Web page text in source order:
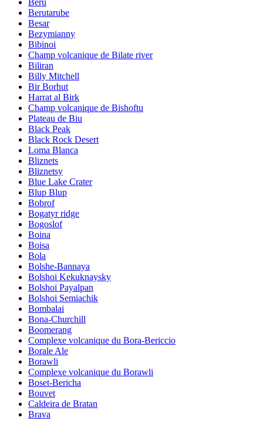
Berutarube
Besar
Bezymianny
Bibinoi
Champ volcanique de Bilate river
Biliran
Billy Mitchell
Bir Borhut
Harrat al Birk
Champ volcanique de Bishoftu
Plateau de Biu
Black Peak
Black Rock Desert
Loma Blanca
Bliznets
Bliznetsy
Blue Lake Crater
Blup Blup
Bobrof
Bogatyr ridge
Bogoslof
Boina
Boisa
Bola
Bolshe-Bannaya
Bolshoi Kekuknaysky
Bolshoi Payalpan
Bolshoi Semiachik
Bombalai
Bona-Churchill
Boomerang
Complexe volcanique du Bora-Bericcio
Borale Ale
Borawli
Complexe volcanique du Borawli
Boset-Bericha
Bouvet
Caldeira de Bratan
Brava